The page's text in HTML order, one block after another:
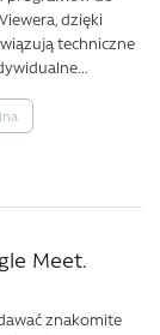
dzięki
techniczne
Meet.
znakomite